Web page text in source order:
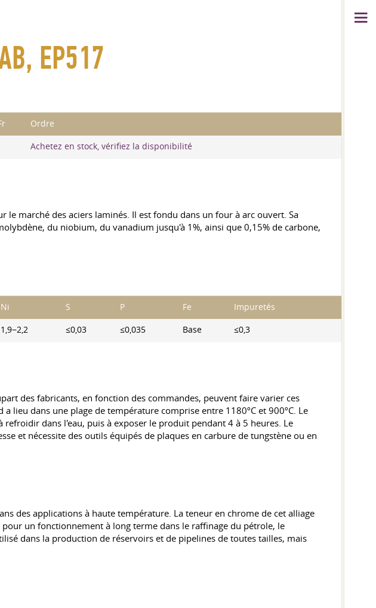
EP517
Ordre
Achetez en stock, vérifiez la disponibilité
le marché des aciers laminés. Il est fondu dans un four à arc ouvert. Sa
du niobium, du vanadium jusqu'à 1%, ainsi que 0,15% de carbone,
Ni S P Fe Impuretés
1,9−2,2 ≤0,03 ≤0,035 Base ≤0,3
des fabricants, en fonction des commandes, peuvent faire varier ces
lieu dans une plage de température comprise entre 1180ºC et 900ºC. Le
dans l'eau, puis à exposer le produit pendant 4 à 5 heures. Le
et nécessite des outils équipés de plaques en carbure de tungstène ou en
des applications à haute température. La teneur en chrome de cet alliage
un fonctionnement à long terme dans le raffinage du pétrole, le
dans la production de réservoirs et de pipelines de toutes tailles, mais